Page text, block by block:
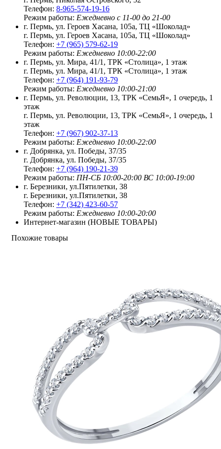
Телефон: 8-965-574-19-16
Режим работы: Ежедневно с 11-00 до 21-00
г. Пермь, ул. Героев Хасана, 105а, ТЦ «Шоколад»
г. Пермь, ул. Героев Хасана, 105а, ТЦ «Шоколад»
Телефон: +7 (965) 579-62-19
Режим работы: Ежедневно 10:00-22:00
г. Пермь, ул. Мира, 41/1, ТРК «Столица», 1 этаж
г. Пермь, ул. Мира, 41/1, ТРК «Столица», 1 этаж
Телефон: +7 (964) 191-93-79
Режим работы: Ежедневно 10:00-21:00
г. Пермь, ул. Революции, 13, ТРК «СемьЯ», 1 очередь, 1
этаж
г. Пермь, ул. Революции, 13, ТРК «СемьЯ», 1 очередь, 1
этаж
Телефон: +7 (967) 902-37-13
Режим работы: Ежедневно 10:00-22:00
г. Добрянка, ул. Победы, 37/35
г. Добрянка, ул. Победы, 37/35
Телефон: +7 (964) 190-21-39
Режим работы: ПН-СБ 10:00-20:00 ВС 10:00-19:00
г. Березники, ул.Пятилетки, 38
г. Березники, ул.Пятилетки, 38
Телефон: +7 (342) 423-60-57
Режим работы: Ежедневно 10:00-20:00
Интернет-магазин (НОВЫЕ ТОВАРЫ)
Интернет-магазин
Похожие товары